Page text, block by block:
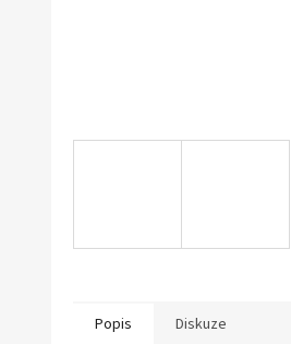
Popis Diskuze